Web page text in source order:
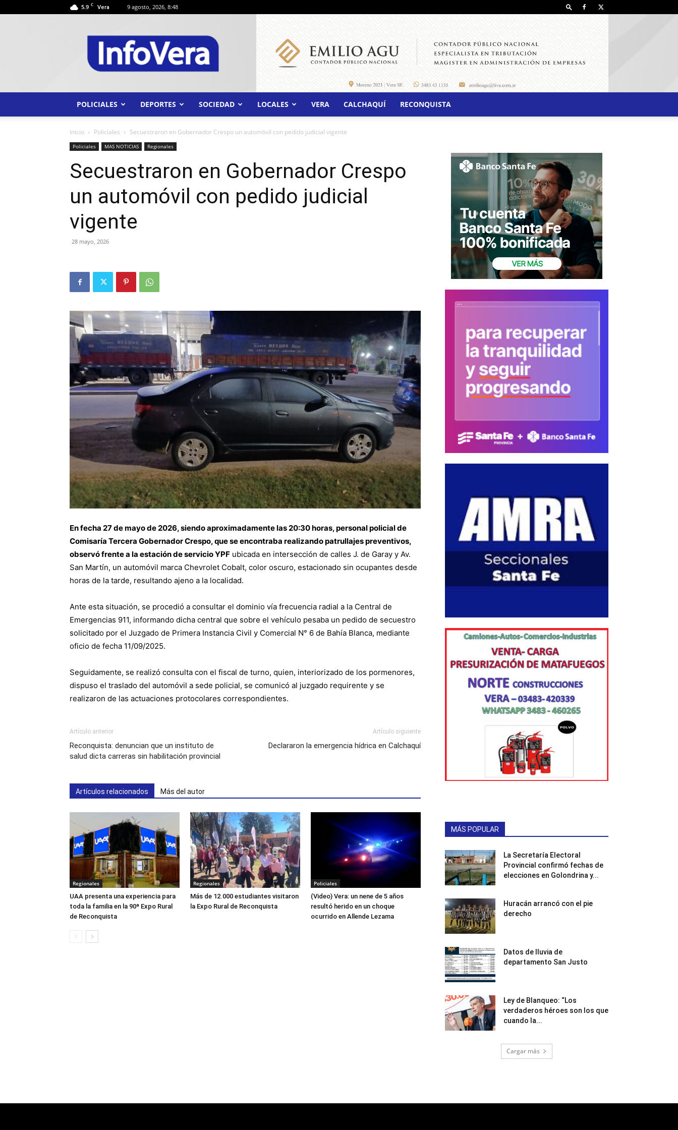
5.9 C Vera 9 agosto, 2026, 8:48
INFO
VERA
POLICIALES DEPORTES SOCIEDAD LOCALES VERA CALCHAQUÍ RECONQUISTA
Inicio Policiales Secuestraron en Gobernador Crespo un automóvil con pedido judicial vigente
Policiales MAS NOTICIAS Regionales
Secuestraron en Gobernador Crespo
un automóvil con pedido judicial
vigente
28 mayo, 2026
En fecha 27 de mayo de 2026, siendo aproximadamente las 20:30 horas, personal policial de
Comisaría Tercera Gobernador Crespo, que se encontraba realizando patrullajes preventivos,
observó frente a la estación de servicio YPF ubicada en intersección de calles J. de Garay y Av.
San Martín, un automóvil marca Chevrolet Cobalt, color oscuro, estacionado sin ocupantes desde
horas de la tarde, resultando ajeno a la localidad.
Ante esta situación, se procedió a consultar el dominio vía frecuencia radial a la Central de
Emergencias 911, informando dicha central que sobre el vehículo pesaba un pedido de secuestro
solicitado por el Juzgado de Primera Instancia Civil y Comercial N° 6 de Bahía Blanca, mediante
oficio de fecha 11/09/2025.
Seguidamente, se realizó consulta con el fiscal de turno, quien, interiorizado de los pormenores,
dispuso el traslado del automóvil a sede policial, se comunicó al juzgado requirente y se
realizaron de las actuaciones protocolares correspondientes.
Artículo anterior
Reconquista: denuncian que un instituto de
salud dicta carreras sin habilitación provincial
Artículo siguiente
Declararon la emergencia hídrica en Calchaquí
Artículos relacionados Más del autor
Regionales
UAA presenta una experiencia para
toda la familia en la 90ª Expo Rural
de Reconquista
Regionales
Más de 12.000 estudiantes visitaron
la Expo Rural de Reconquista
Policiales
(Video) Vera: un nene de 5 años
resultó herido en un choque
ocurrido en Allende Lezama
MÁS POPULAR
La Secretaría Electoral
Provincial confirmó fechas de
elecciones en Golondrina y...
Huracán arrancó con el pie
derecho
Datos de lluvia de
departamento San Justo
Ley de Blanqueo: “Los
verdaderos héroes son los que
cuando la...
Cargar más